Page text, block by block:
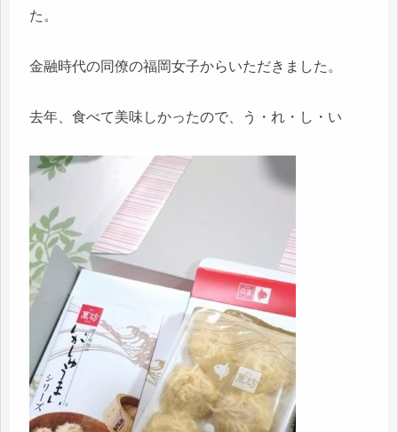
た。
金融時代の同僚の福岡女子からいただきました。
去年、食べて美味しかったので、う・れ・し・い